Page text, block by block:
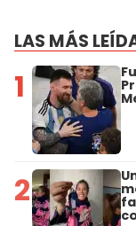
LAS MÁS
1
2